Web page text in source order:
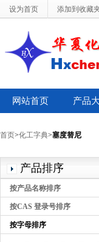
设为首页 添加到收藏
网站首页 产品
首页>化工字典>塞度替尼
产品排序
按产品名称排序
按CAS 登录号排序
按字母排序